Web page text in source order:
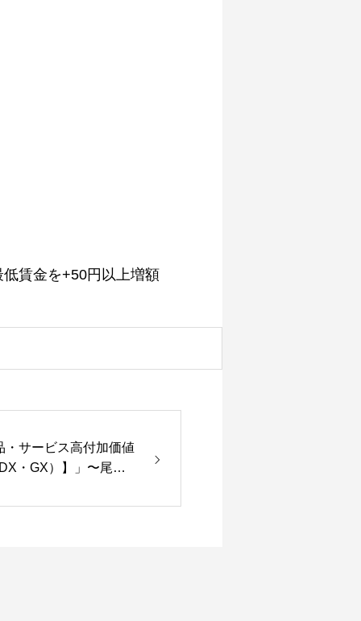
賃金を+50円以上増額
サービス高付加価値
・GX）】」〜尾上